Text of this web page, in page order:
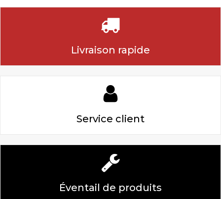
Livraison rapide
Service client
Éventail de produits